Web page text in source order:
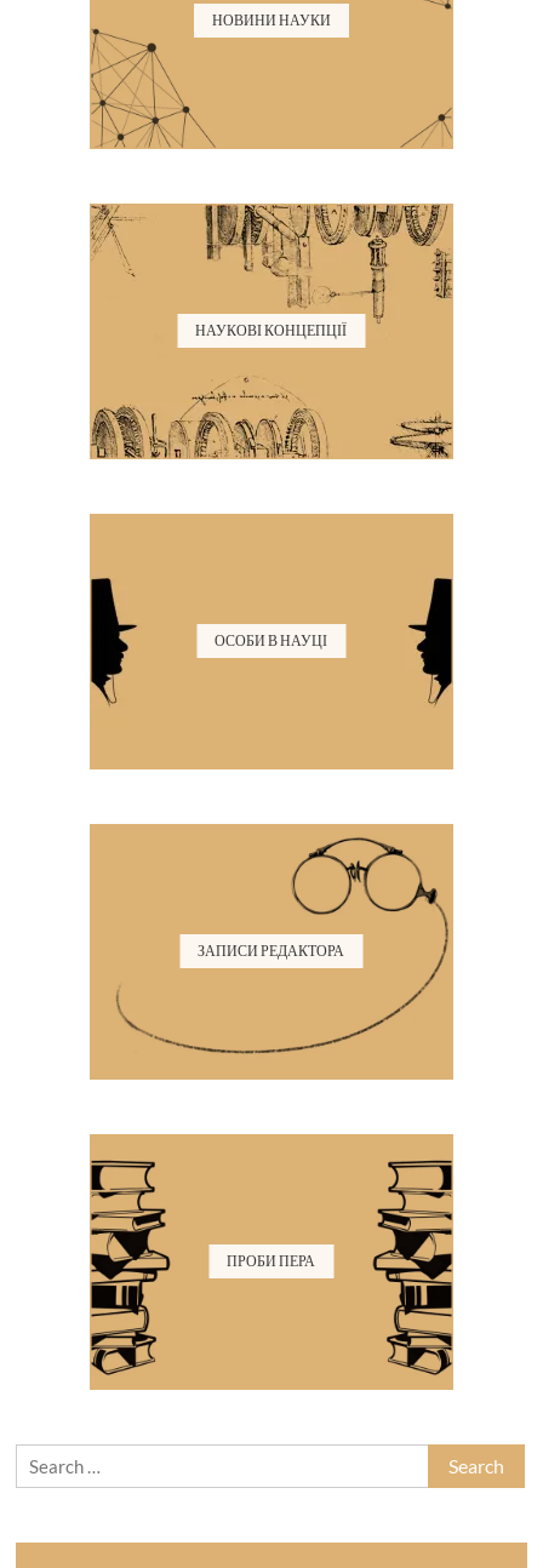
НОВИНИ НАУКИ
НАУКОВІ КОНЦЕПЦІЇ
ОСОБИ В НАУЦІ
ЗАПИСИ РЕДАКТОРА
ПРОБИ ПЕРА
Search
for: